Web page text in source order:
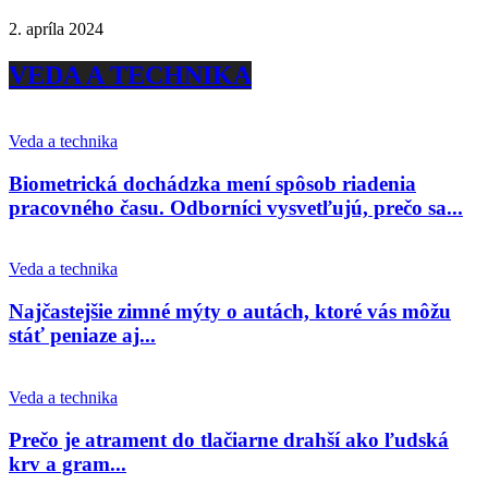
2. apríla 2024
VEDA A TECHNIKA
Veda a technika
Biometrická dochádzka mení spôsob riadenia
pracovného času. Odborníci vysvetľujú, prečo sa...
Veda a technika
Najčastejšie zimné mýty o autách, ktoré vás môžu
stáť peniaze aj...
Veda a technika
Prečo je atrament do tlačiarne drahší ako ľudská
krv a gram...